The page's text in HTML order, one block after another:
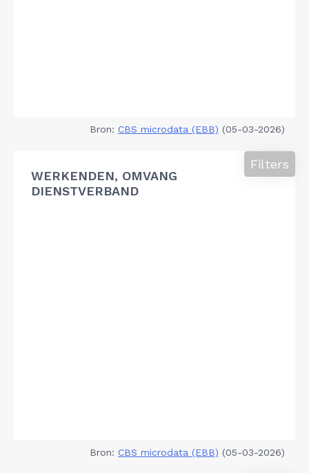
Bron: CBS microdata (EBB) (05-03-2026)
WERKENDEN, OMVANG
DIENSTVERBAND
Filters
Bron: CBS microdata (EBB) (05-03-2026)